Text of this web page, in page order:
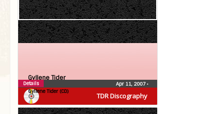
TDR Discography
Gyllene Tider
Gyllene Tider (CD)
Apr 11, 2007•
Details